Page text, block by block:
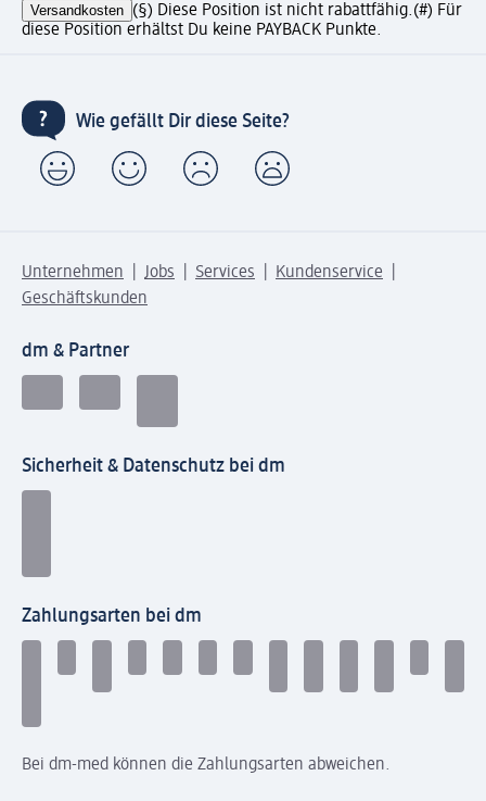
Versandkosten (§) Diese Position ist nicht rabattfähig.(#) Für
diese Position erhältst Du keine PAYBACK Punkte.
Wie gefällt Dir diese Seite?
Unternehmen Jobs Services
Kundenservice
Geschäftskunden
dm & Partner
Sicherheit & Datenschutz bei dm
Zahlungsarten bei dm
Bei dm-med können die Zahlungsarten abweichen.